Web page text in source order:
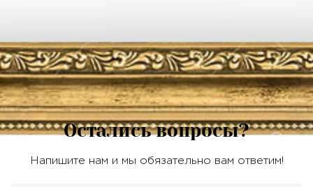
Остались вопросы?
Напишите нам и мы обязательно вам ответим!